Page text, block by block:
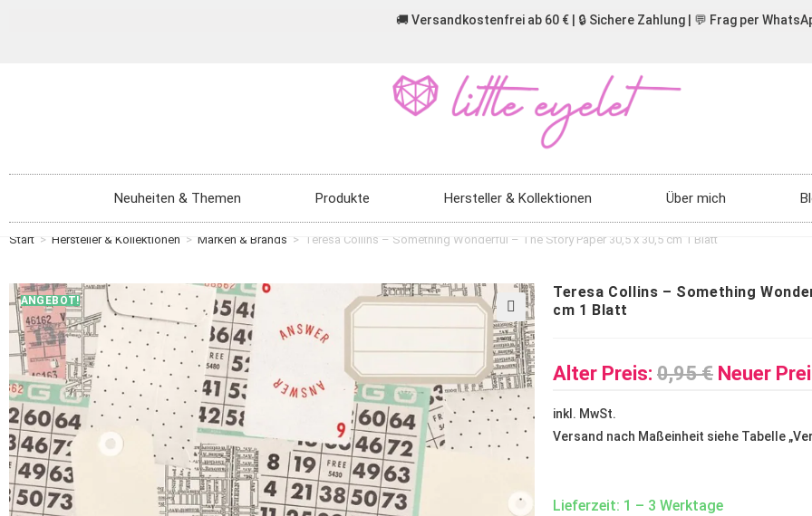
🚚 Versandkostenfrei ab 60 € | 🔒 Sichere Zahlung | 💬 Frag per
Neuheiten & Themen Produkte Hersteller & Kollektionen Über mich
Start > Hersteller & Kollektionen > Marken & Brands > Teresa Collins – Something Wonderful – The Story Paper 30,5 x 30,5 cm 1 Blatt
ANGEBOT!
🔍
Teresa Collins – Something
cm 1 Blatt
Alter Preis: 0,95€ Neuer
inkl. MwSt.
Versand nach Maßeinheit siehe Tabelle „
Lieferzeit: 1 – 3 Werktage